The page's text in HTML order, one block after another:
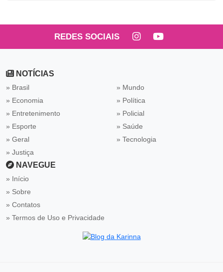
REDES SOCIAIS
NOTÍCIAS
» Brasil
» Economia
» Entretenimento
» Esporte
» Geral
» Justiça
» Mundo
» Política
» Policial
» Saúde
» Tecnologia
NAVEGUE
Início
Sobre
Contatos
Termos de Uso e Privacidade